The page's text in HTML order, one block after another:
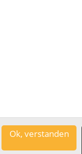
Ok, verstanden
+49